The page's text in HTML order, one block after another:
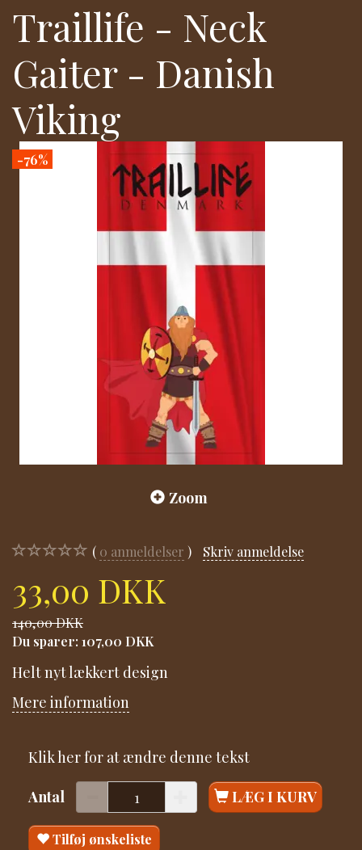
Traillife - Neck
Gaiter - Danish
Viking
-76%
Zoom
0 anmeldelser Skriv anmeldelse
33,00 DKK
140,00 DKK
Du sparer: 107,00 DKK
Helt nyt lækkert design
Mere information
Klik her for at ændre denne tekst
Antal LÆG I KURV
Tilføj ønskeliste